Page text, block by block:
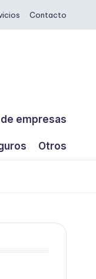
Contacto
empresas
Otros